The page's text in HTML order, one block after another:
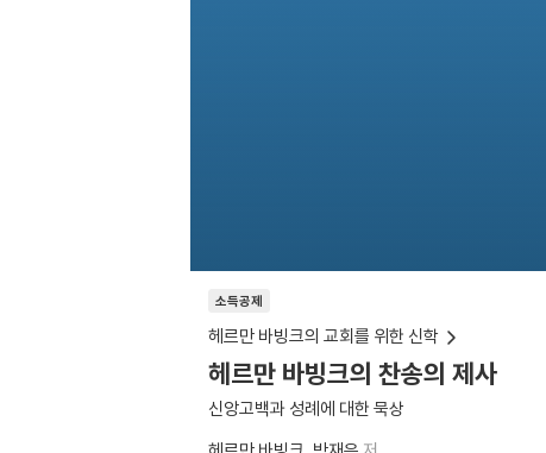
소득공제
헤르만 바빙크의 교회를 위한 신학
헤르만 바빙크의 찬송의 제사
신앙고백과 성례에 대한 묵상